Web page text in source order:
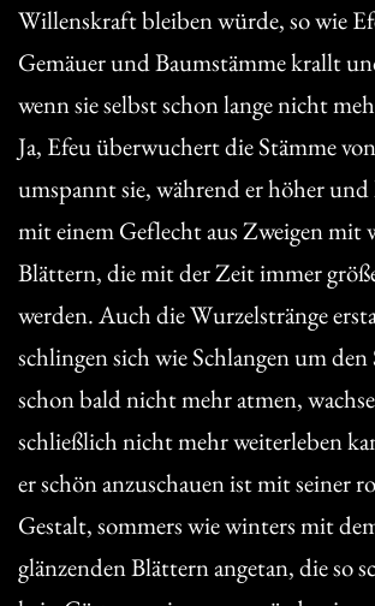
Willenskraft bleiben würde, so wie
Gemäuer und Baumstämme krallt
wenn sie selbst schon lange nicht
Ja, Efeu überwuchert die Stämme
umspannt sie, während er höher
mit einem Geflecht aus Zweigen mit
Blättern, die mit der Zeit immer
werden. Auch die Wurzelstränge
schlingen sich wie Schlangen um
schon bald nicht mehr atmen,
schließlich nicht mehr weiterleben
er schön anzuschauen ist mit seiner
Gestalt, sommers wie winters mit
glänzenden Blättern angetan, die so